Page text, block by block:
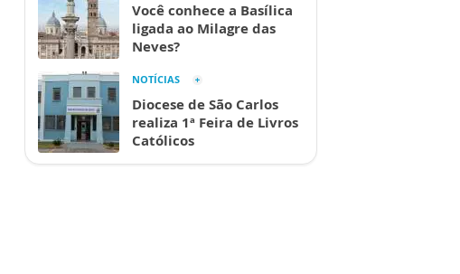
Você conhece a Basílica
ligada ao Milagre das
Neves?
NOTÍCIAS
Diocese de São Carlos
realiza 1ª Feira de Livros
Católicos